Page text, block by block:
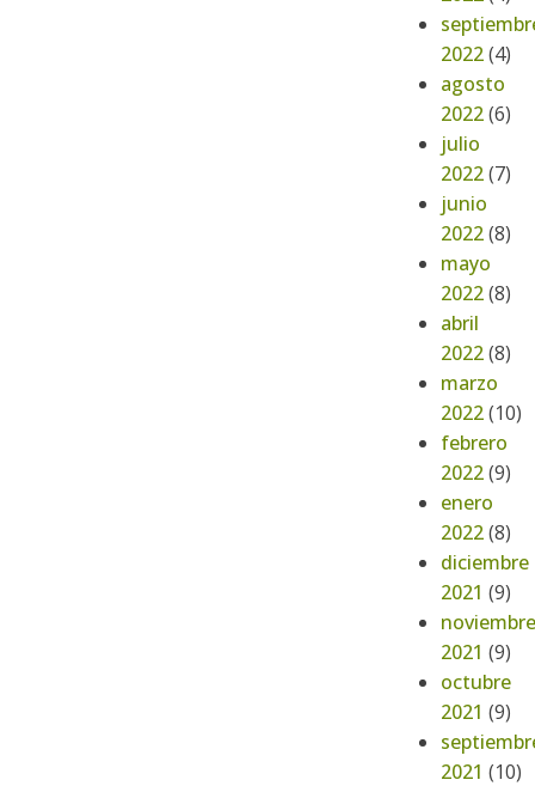
2022(4)
agosto
2022(6)
julio
2022(7)
junio
2022(8)
mayo
2022(8)
abril
2022(8)
marzo
2022(10)
febrero
2022(9)
enero
2022(8)
diciembre
2021 (9)
noviembre
2021 (9)
octubre
2021 (9)
2021 (10)